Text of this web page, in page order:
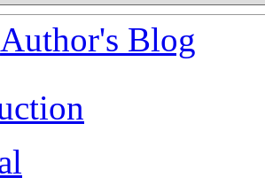
Author's Blog